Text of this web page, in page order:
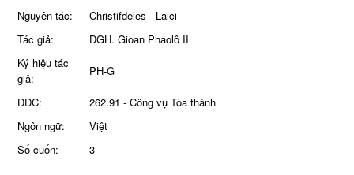
Nguyên tác:
Christifdeles - Laici
Tác giả:
ĐGH. Gioan Phaolô II
Ký hiệu tác
giả:
PH-G
DDC:
262.91 - Công vụ Tòa thánh
Ngôn ngữ:
Việt
Số cuốn:
3